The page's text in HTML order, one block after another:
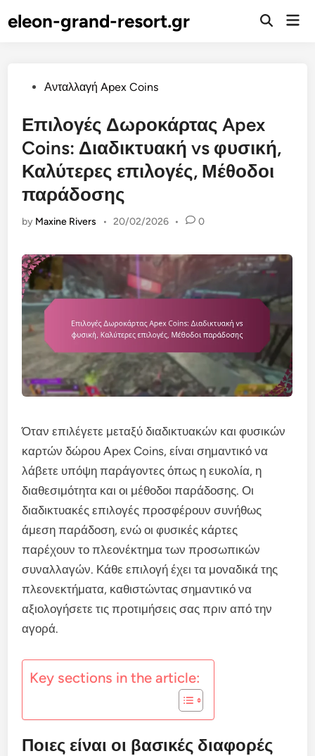
toeleon-grand-resort.gr
Open
PostedΑνταλλαγή Apex Coins
Επιλογές Δωροκάρτας Apex
Coins: Διαδικτυακή vs φυσική,
Καλύτερες επιλογές, Μέθοδοι
παράδοσης
by Maxine Rivers • 20/02/2026 • 0
Όταν επιλέγετε μεταξύ διαδικτυακών και φυσικών
καρτών δώρου Apex Coins, είναι σημαντικό να
λάβετε υπόψη παράγοντες όπως η ευκολία, η
διαθεσιμότητα και οι μέθοδοι παράδοσης. Οι
διαδικτυακές επιλογές προσφέρουν συνήθως
άμεση παράδοση, ενώ οι φυσικές κάρτες
παρέχουν το πλεονέκτημα των προσωπικών
συναλλαγών. Κάθε επιλογή έχει τα μοναδικά της
πλεονεκτήματα, καθιστώντας σημαντικό να
αξιολογήσετε τις προτιμήσεις σας πριν από την
αγορά.
Key sections in the article:
Ποιες είναι οι βασικές διαφορές